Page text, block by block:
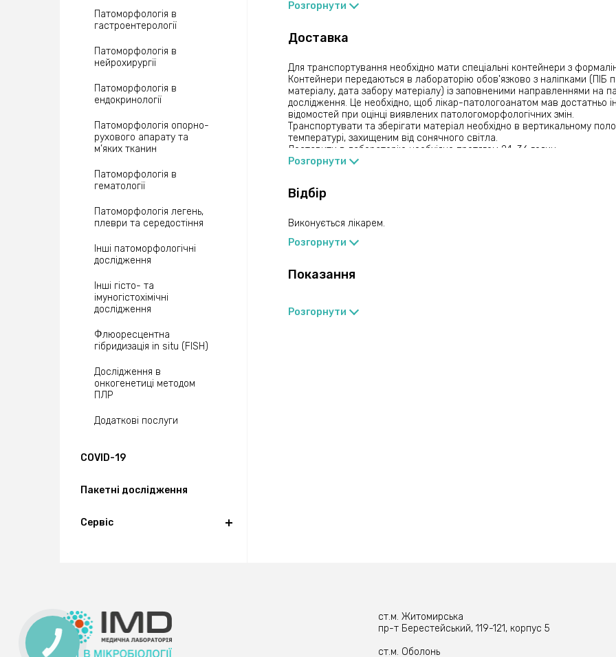
Патоморфологія в
гастроентерології
Патоморфологія в
нейрохирургії
Патоморфологія в
ендокринології
Патоморфологія опорно-
рухового апарату та
м’яких тканин
Патоморфологія в
гематології
Патоморфологія легень,
плеври та середостіння
Інші патоморфологічні
дослідження
Інші гісто- та
імуногістохімічні
дослідження
Флюоресцентна
гібридизація in situ (FISH)
Дослідження в
онкогенетиці методом
ПЛР
Додаткові послуги
COVID-19
Пакетні дослідження
Сервіс
Розгорнути
Доставка
Для транспортування необхідно мати спеціальні контейнери з
Контейнери передаються в лабораторію обов'язково з наліпками (ПІБ
матеріалу, дата забору матеріалу) із заповненими направленнями на
дослідження. Це необхідно, щоб лікар-патологоанатом мав достатньо
відомостей при оцінці виявлених патологоморфологічних змін.
Транспортувати та зберігати матеріал необхідно в вертикальному
температурі, захищеним від сонячного світла.
Доставити в лабораторію необхідно протягом 24-36 годин
Розгорнути
Відбір
Виконується лікарем.
Розгорнути
Показання
Розгорнути
ст.м. Житомирська
пр-т Берестейський, 119-121, корпус 5
ст.м. Оболонь